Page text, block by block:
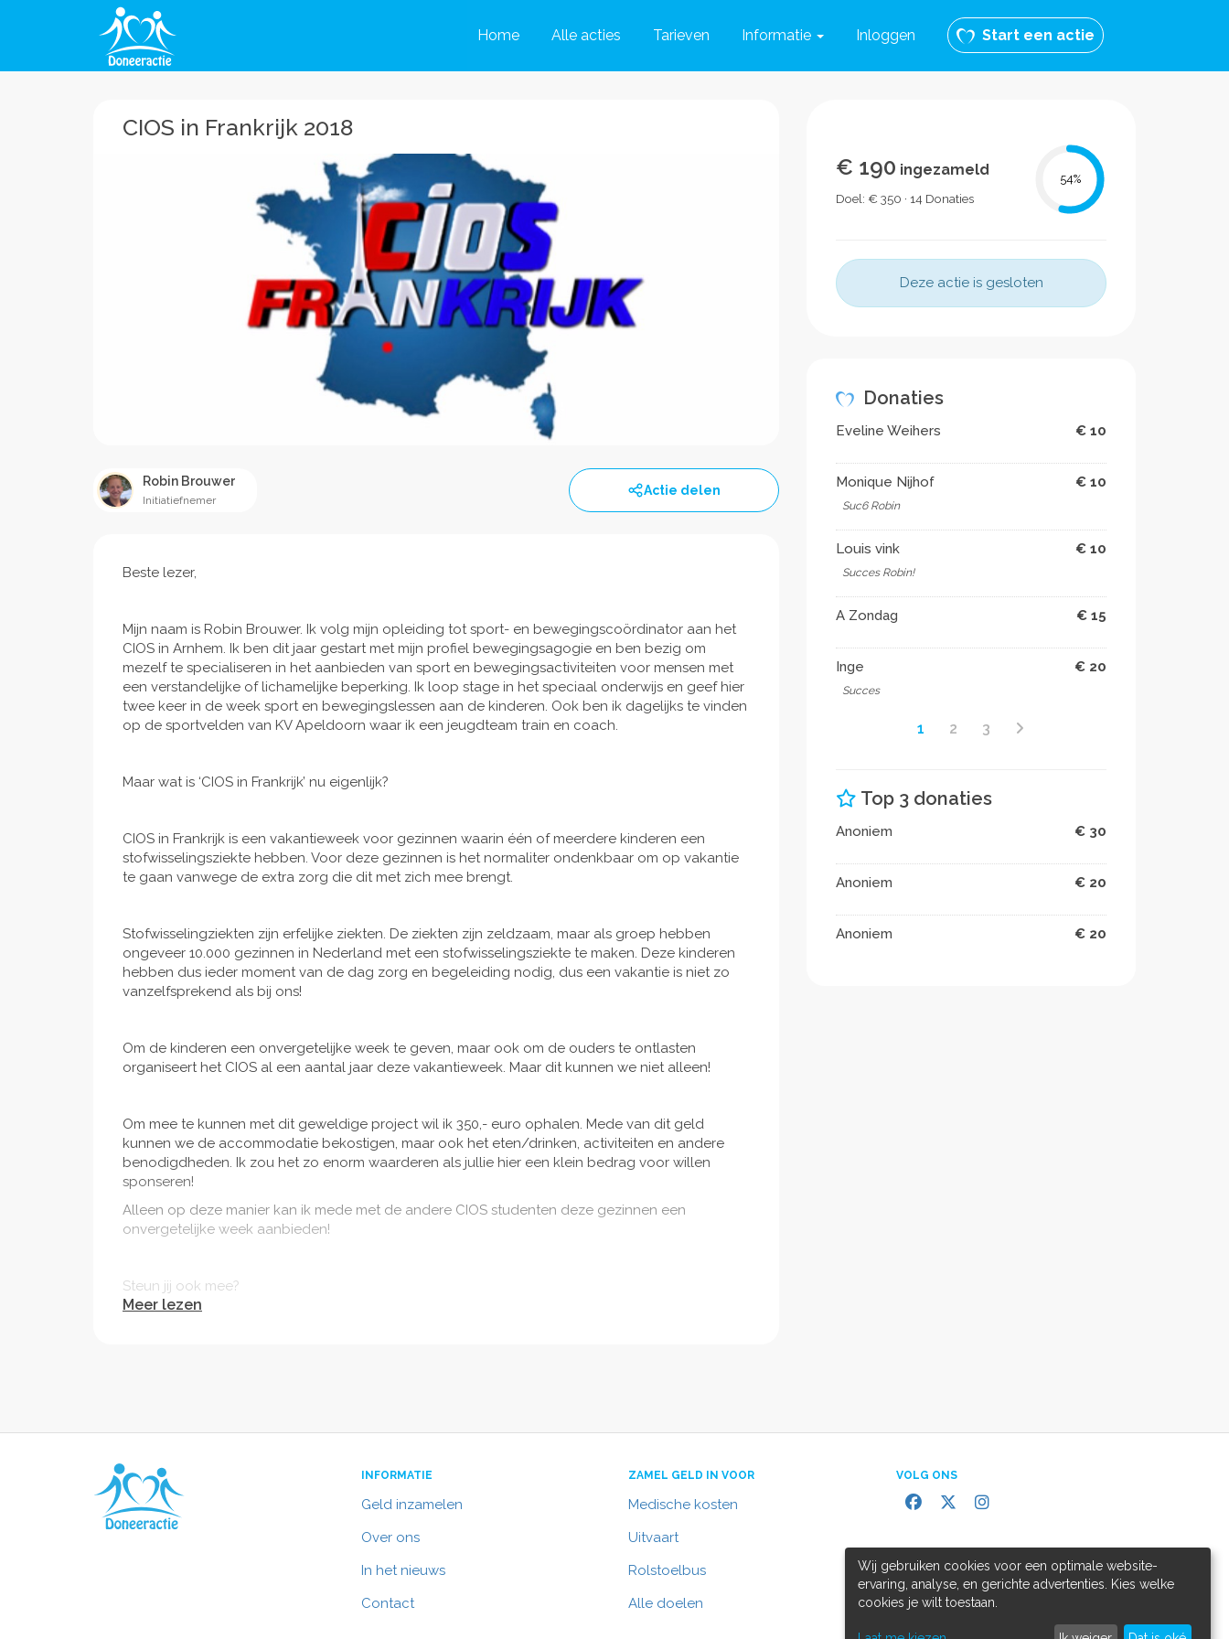
Home Alle acties Tarieven Informatie Inloggen Start een actie
CIOS in Frankrijk 2018
Robin Brouwer
Initiatiefnemer
Actie delen
Beste lezer,
Mijn naam is Robin Brouwer. Ik volg mijn opleiding tot sport- en bewegingscoördinator aan het
CIOS in Arnhem. Ik ben dit jaar gestart met mijn profiel bewegingsagogie en ben bezig om
mezelf te specialiseren in het aanbieden van sport en bewegingsactiviteiten voor mensen met
een verstandelijke of lichamelijke beperking. Ik loop stage in het speciaal onderwijs en geef hier
twee keer in de week sport en bewegingslessen aan de kinderen. Ook ben ik dagelijks te vinden
op de sportvelden van KV Apeldoorn waar ik een jeugdteam train en coach.
Maar wat is ‘CIOS in Frankrijk’ nu eigenlijk?
CIOS in Frankrijk is een vakantieweek voor gezinnen waarin één of meerdere kinderen een
stofwisselingsziekte hebben. Voor deze gezinnen is het normaliter ondenkbaar om op vakantie
te gaan vanwege de extra zorg die dit met zich mee brengt.
Stofwisselingziekten zijn erfelijke ziekten. De ziekten zijn zeldzaam, maar als groep hebben
ongeveer 10.000 gezinnen in Nederland met een stofwisselingsziekte te maken. Deze kinderen
hebben dus ieder moment van de dag zorg en begeleiding nodig, dus een vakantie is niet zo
vanzelfsprekend als bij ons!
Om de kinderen een onvergetelijke week te geven, maar ook om de ouders te ontlasten
organiseert het CIOS al een aantal jaar deze vakantieweek. Maar dit kunnen we niet alleen!
Om mee te kunnen met dit geweldige project wil ik 350,- euro ophalen. Mede van dit geld
kunnen we de accommodatie bekostigen, maar ook het eten/drinken, activiteiten en andere
benodigdheden. Ik zou het zo enorm waarderen als jullie hier een klein bedrag voor willen
sponseren!
Alleen op deze manier kan ik mede met de andere CIOS studenten deze gezinnen een
onvergetelijke week aanbieden!
Steun jij ook mee?
Naam: Robin Brouwer
Email: robinbrouwer@kpnmail.nl
Meer lezen
€ 190 ingezameld
Doel: € 350 · 14 Donaties
54%
Deze actie is gesloten
Donaties
Eveline Weihers € 10
Monique Nijhof € 10
Suc6 Robin
Louis vink € 10
Succes Robin!
A Zondag € 15
Inge € 20
Succes
1 2 3
Top 3 donaties
Anoniem € 30
Anoniem € 20
Anoniem € 20
INFORMATIE
Geld inzamelen
Over ons
In het nieuws
Contact
ZAMEL GELD IN VOOR
Medische kosten
Uitvaart
Rolstoelbus
Alle doelen
VOLG ONS
Wij gebruiken cookies voor een optimale website-
ervaring, analyse, en gerichte advertenties. Kies welke
cookies je wilt toestaan.